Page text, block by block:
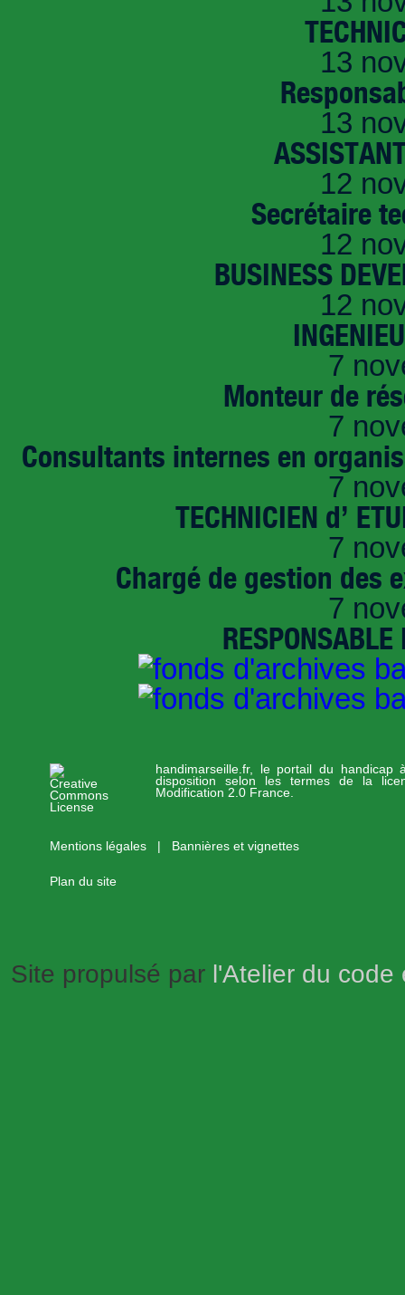
13
13
12
Secrétaire
12
BUSINESS
12
7
Monteur de
7
Consultants internes en
7
TECHNICIEN d’
7
Chargé de gestion des
7
handimarseille.fr, le portail du handicap
disposition selon les termes de la
Modification 2.0 France.
Mentions légales Bannières et vignettes
Plan du site
Site propulsé par l'Atelier du